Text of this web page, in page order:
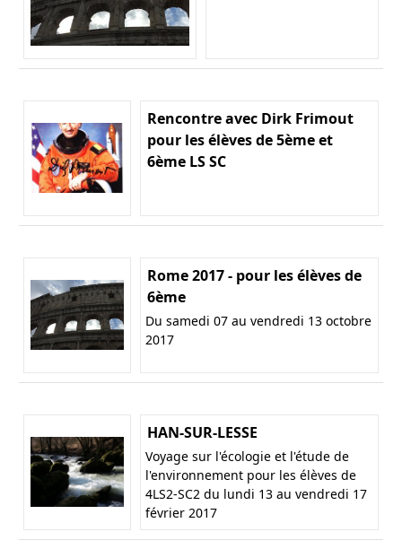
Rencontre avec Dirk Frimout
pour les élèves de 5ème et
6ème LS SC
Rome 2017 - pour les élèves de
6ème
Du samedi 07 au vendredi 13 octobre
2017
HAN-SUR-LESSE
Voyage sur l'écologie et l'étude de
l'environnement pour les élèves de
4LS2-SC2 du lundi 13 au vendredi 17
février 2017